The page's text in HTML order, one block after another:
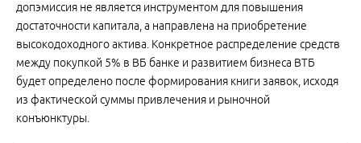
допэмиссия не является инструментом для повышения
достаточности капитала, а направлена на приобретение
высокодоходного актива. Конкретное распределение средств
между покупкой 5% в ВБ банке и развитием бизнеса ВТБ
будет определено после формирования книги заявок, исходя
из фактической суммы привлечения и рыночной
конъюнктуры.